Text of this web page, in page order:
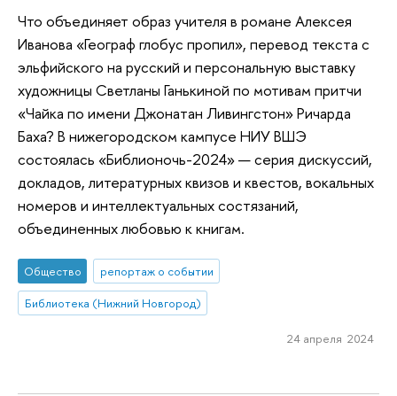
Что объединяет образ учителя в романе Алексея
Иванова «Географ глобус пропил», перевод текста с
эльфийского на русский и персональную выставку
художницы Светланы Ганькиной по мотивам притчи
«Чайка по имени Джонатан Ливингстон» Ричарда
Баха? В нижегородском кампусе НИУ ВШЭ
состоялась «Библионочь-2024» — серия дискуссий,
докладов, литературных квизов и квестов, вокальных
номеров и интеллектуальных состязаний,
объединенных любовью к книгам.
Общество
репортаж о событии
Библиотека (Нижний Новгород)
24 апреля 2024